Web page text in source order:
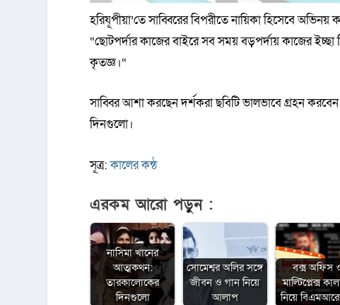
হরিযূপীয়া’তে সাব্বিরের বিপরীতে নায়িকা হিসেবে অভিনয়
“ছোটপর্দার কাজের বাইরে সব সময় বড়পর্দায় কাজের
কৃতজ্ঞ।“
সাব্বির আশা করছেন দর্শকরা ছবিটি ভালভাবে গ্রহন
দিনগুলো।
সূত্র:কালের কন্ঠ
এরকম আরো পড়ুন :
নাসিমা খানের
আত্মকথন:
তারকালোকের
দিনগুলো
সোমেশ্বর অলির সঙ্গে
জীবন ও গান নিয়ে
আলাপ
বক্স অফিস
মাল্টিপ্লেক্স
নিয়ে